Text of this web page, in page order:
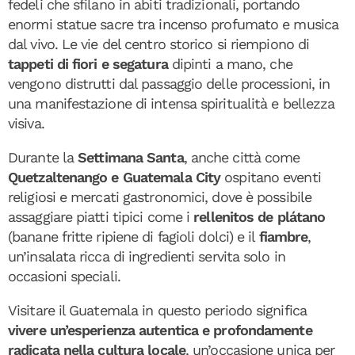
fedeli che sfilano in abiti tradizionali, portando
enormi statue sacre tra incenso profumato e musica
dal vivo. Le vie del centro storico si riempiono di
tappeti di fiori e segaturadipinti a mano, che
vengono distrutti dal passaggio delle processioni, in
una manifestazione di intensa spiritualità e bellezza
visiva.
Durante laSettimana Santa, anche città come
Quetzaltenango e Guatemala Cityospitano eventi
religiosi e mercati gastronomici, dove è possibile
assaggiare piatti tipici come i rellenitos de plátano
(banane fritte ripiene di fagioli dolci) e il fiambre,
un’insalata ricca di ingredienti servita solo in
occasioni speciali.
Visitare il Guatemala in questo periodo significa
vivere un’esperienza autentica e profondamente
radicata nella cultura locale, un’occasione unica per